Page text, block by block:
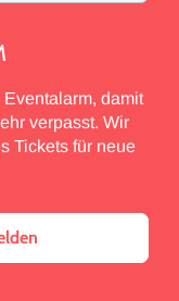
damit
verpasst. Wir
Tickets für neue